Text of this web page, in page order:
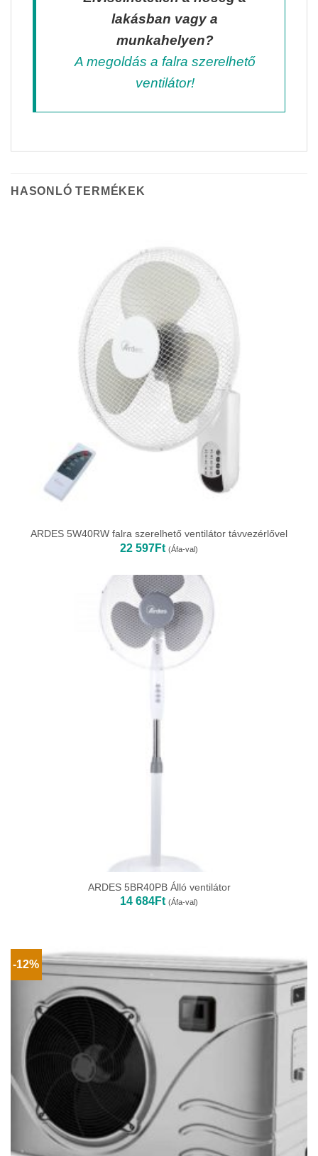
lakásban vagy a
munkahelyen?
A megoldás a falra szerelhető
ventilátor!
HASONLÓ TERMÉKEK
ARDES 5W40RW falra szerelhető ventilátor távvezérlővel
22 597Ft (Áfa-val)
ARDES 5BR40PB Álló ventilátor
14 684Ft (Áfa-val)
-12%